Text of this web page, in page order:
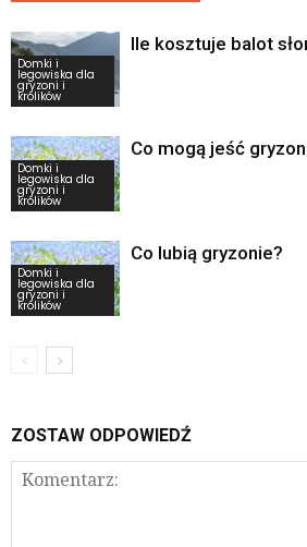
Domki i
legowiska dla
gryzoni i
królików
Ile kosztuje balot
Domki i
legowiska dla
gryzoni i
królików
Co mogą jeść
Domki i
legowiska dla
gryzoni i
królików
Co lubią gryzonie?
ZOSTAW ODPOWIEDŹ